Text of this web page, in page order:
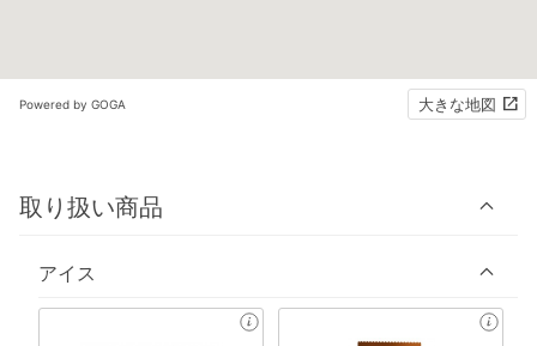
Powered by GOGA 大きな地図
取り扱い商品
アイス